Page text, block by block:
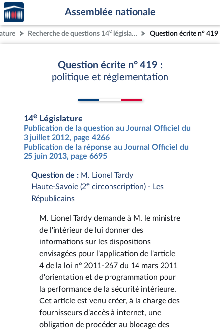
Aller au contenu
Aller en bas de la page
Accèder
à la
page
d'accueil
Assemblée nationale
Recherche de questions 14e législature Question écrite n° 419
Question écrite n° 419 :
politique et réglementation
14e Législature
Publication de la question au Journal Officiel du
3 juillet 2012, page 4266
Publication de la réponse au Journal Officiel du
25 juin 2013, page 6695
Question de : M. Lionel Tardy
Haute-Savoie (2e circonscription) - Les
Républicains
M. Lionel Tardy demande à M. le ministre
de l'intérieur de lui donner des
informations sur les dispositions
envisagées pour l'application de l'article
4 de la loi n° 2011-267 du 14 mars 2011
d'orientation et de programmation pour
la performance de la sécurité intérieure.
Cet article est venu créer, à la charge des
fournisseurs d'accès à internet, une
obligation de procéder au blocage des